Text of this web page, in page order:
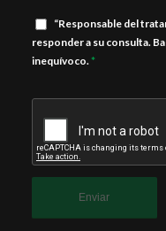
“Responsable del
responder a su consulta.
inequívoco. *